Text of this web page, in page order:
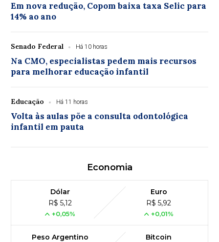
Em nova redução, Copom baixa taxa Selic para
14% ao ano
Senado Federal Há 10 horas
Na CMO, especialistas pedem mais recursos
para melhorar educação infantil
Educação Há 11 horas
Volta às aulas põe a consulta odontológica
infantil em pauta
Economia
Dólar
R$ 5,12
+0,05%
Euro
R$ 5,92
+0,01%
Peso Argentino
Bitcoin